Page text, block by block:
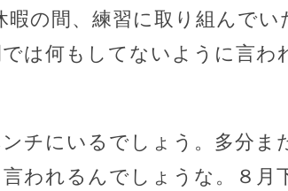
暇の間、練習に取り組んで
は何もしてないように言わ
チにいるでしょう。多分ま
われるんでしょうな。８月